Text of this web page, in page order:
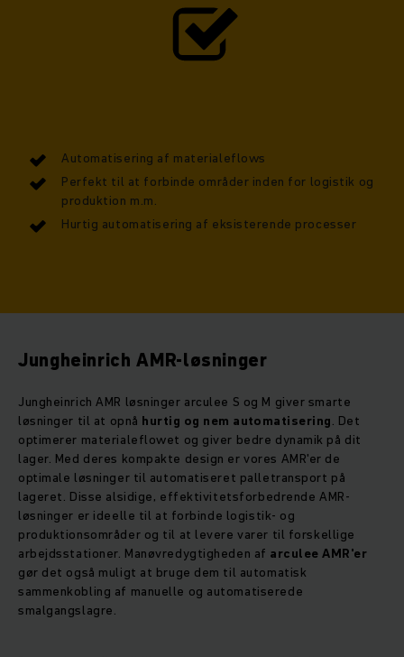
Automatisering af materialeflows
Perfekt til at forbinde områder inden for logistik og
produktion m.m.
Hurtig automatisering af eksisterende processer
Jungheinrich AMR-løsninger
Jungheinrich AMR løsninger arculee S og M giver smarte
løsninger til at opnå hurtig og nem automatisering. Det
optimerer materialeflowet og giver bedre dynamik på dit
lager. Med deres kompakte design er vores AMR'er de
optimale løsninger til automatiseret palletransport på
lageret. Disse alsidige, effektivitetsforbedrende AMR-
løsninger er ideelle til at forbinde logistik- og
produktionsområder og til at levere varer til forskellige
arbejdsstationer. Manøvredygtigheden af arculee AMR'er
gør det også muligt at bruge dem til automatisk
sammenkobling af manuelle og automatiserede
smalgangslagre.